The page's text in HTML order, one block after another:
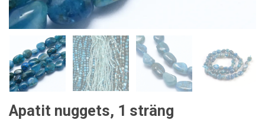
Apatit nuggets, 1 sträng